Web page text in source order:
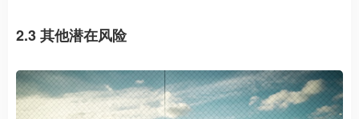
2.3 其他潜在风险